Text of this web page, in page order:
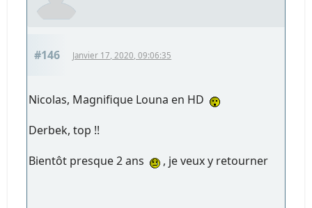
#146 Janvier 17, 2020, 09:06:35
Nicolas, Magnifique Louna en HD
Derbek, top !!
Bientôt presque 2 ans
, je veux y retourner